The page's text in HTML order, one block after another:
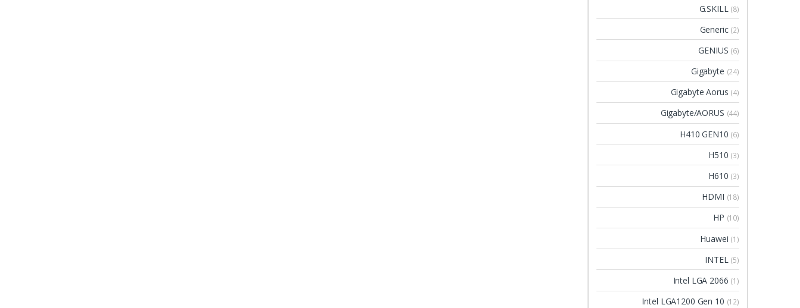
G.SKILL (8)
Generic (2)
GENIUS (6)
Gigabyte (24)
Gigabyte Aorus (4)
Gigabyte/AORUS (44)
H410 GEN10 (6)
H510 (3)
H610 (3)
HDMI (18)
HP (10)
Huawei (1)
INTEL (5)
Intel LGA 2066 (1)
Intel LGA1200 Gen 10 (12)